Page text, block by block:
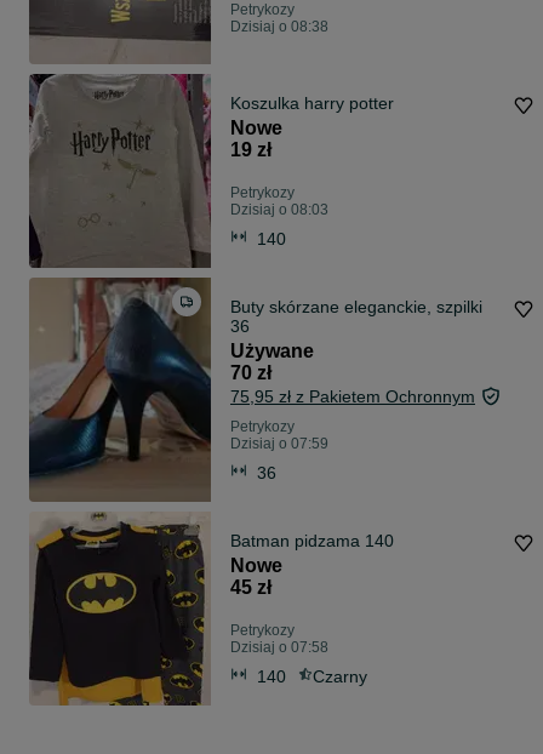
Petrykozy
Dzisiaj o 08:38
Koszulka harry potter
Nowe
19 zł
Petrykozy
Dzisiaj o 08:03
140
Buty skórzane eleganckie, szpilki
36
Używane
70 zł
75,95 zł z Pakietem Ochronnym
Petrykozy
Dzisiaj o 07:59
36
Batman pidzama 140
Nowe
45 zł
Petrykozy
Dzisiaj o 07:58
140 Czarny